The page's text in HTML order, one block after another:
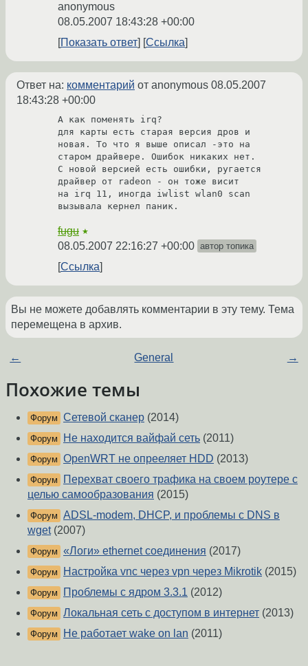
anonymous
08.05.2007 18:43:28 +00:00
Показать ответ
Ссылка
Ответ на: комментарий от anonymous 08.05.2007
18:43:28 +00:00
А как поменять irq?
для карты есть старая версия дров и
новая. То что я выше описал -это на
старом драйвере. Ошибок никаких нет.
С новой версией есть ошибки, ругается
драйвер от radeon - он тоже висит
на irq 11, иногда iwlist wlan0 scan
вызывала кернел паник.
fugu ★
08.05.2007 22:16:27 +00:00 автор топика
Ссылка
Вы не можете добавлять комментарии в эту тему. Тема
перемещена в архив.
← General →
Похожие темы
Форум Сетевой сканер (2014)
Форум Не находится вайфай сеть (2011)
Форум OpenWRT не опрееляет HDD (2013)
Форум
Перехват своего трафика на своем роутере с
целью самообразования (2015)
Форум ADSL-modem, DHCP, и проблемы с DNS в
wget(2007)
Форум «Логи» ethernet соединения (2017)
Форум Настройка vnc через vpn через Mikrotik (2015)
Форум Проблемы с ядром 3.3.1 (2012)
Форум Локальная сеть с доступом в интернет (2013)
Форум Не работает wake on lan (2011)